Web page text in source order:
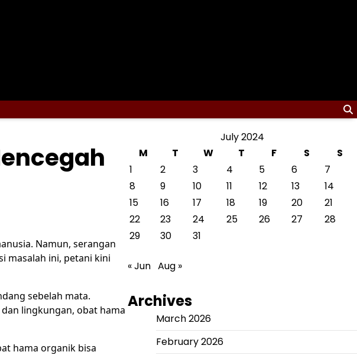
Namun, serangan
masalah ini, petani kini
sebelah mata.
lingkungan, obat hama
hama organik bisa
July 2024
M
T W T F S
S
1
2 3 4 5 6
7
8
9 10 11 12 13
14
15
16 17 18 19 20
21
22
23 24 25 26 27
28
29
30 31
« Jun Aug »
Archives
March 2026
February 2026